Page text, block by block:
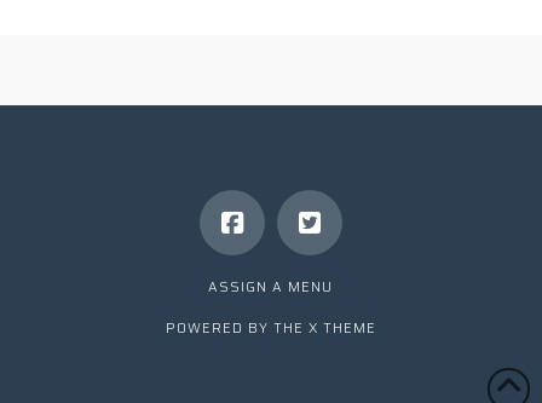
ASSIGN A MENU
POWERED BY THE X THEME